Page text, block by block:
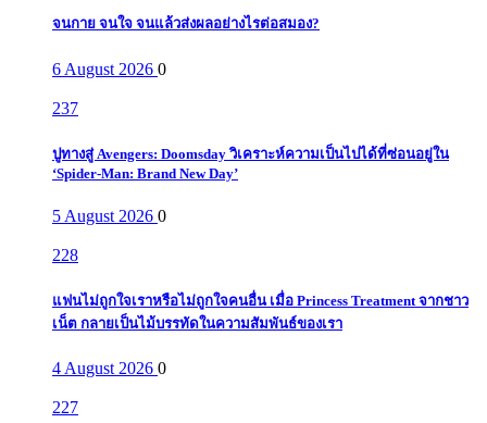
จนกาย จนใจ จนแล้วส่งผลอย่างไรต่อสมอง?
6 August 2026 0
237
ปูทางสู่ Avengers: Doomsday วิเคราะห์ความเป็นไปได้ที่ซ่อนอยู่ใน
‘Spider-Man: Brand New Day’
5 August 2026 0
228
แฟนไม่ถูกใจเราหรือไม่ถูกใจคนอื่น เมื่อ Princess Treatment จากชาว
เน็ต กลายเป็นไม้บรรทัดในความสัมพันธ์ของเรา
4 August 2026 0
227